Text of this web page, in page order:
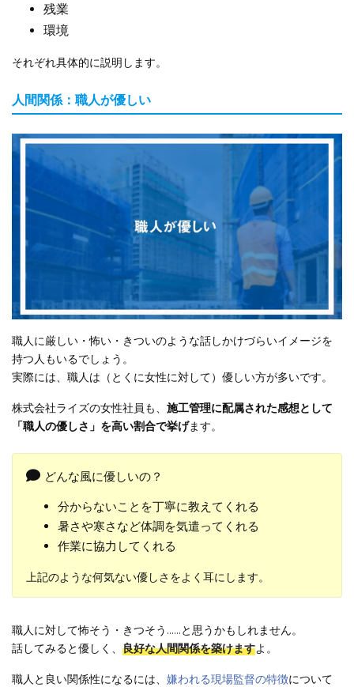
残業
環境
それぞれ具体的に説明します。
人間関係：職人が優しい
職人に厳しい・怖い・きついのような話しかけづらいイメージを
持つ人もいるでしょう。
実際には、職人は（とくに女性に対して）優しい方が多いです。
株式会社ライズの女性社員も、 施工管理に配属された感想として
「職人の優しさ」を高い割合で挙げます。
どんな風に優しいの？
分からないことを丁寧に教えてくれる
暑さや寒さなど体調を気遣ってくれる
作業に協力してくれる
上記のような何気ない優しさをよく耳にします。
職人に対して怖そう・きつそう……と思うかもしれません。
話してみると優しく、 良好な人間関係を築けますよ。
職人と良い関係性になるには、 嫌われる現場監督の特徴について